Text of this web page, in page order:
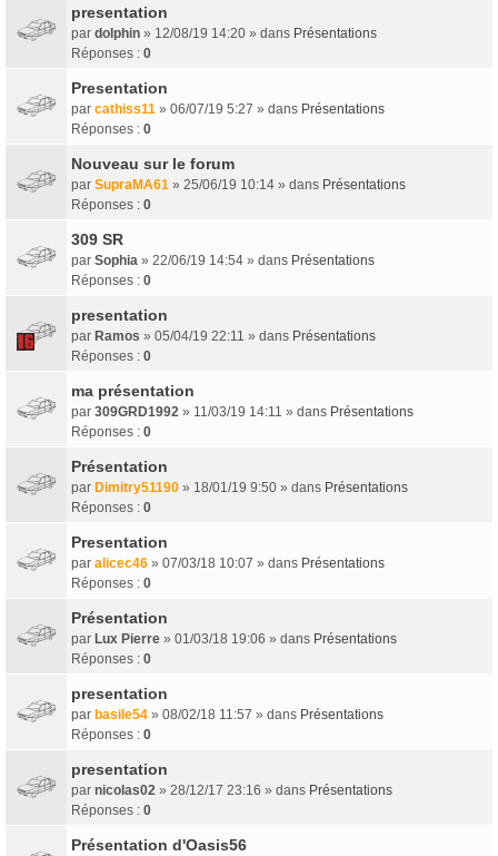
presentation
par dolphin » 12/08/19 14:20 » dans Présentations
Réponses : 0
Presentation
par cathiss11 » 06/07/19 5:27 » dans Présentations
Réponses : 0
Nouveau sur le forum
par SupraMA61 » 25/06/19 10:14 » dans Présentations
Réponses : 0
309 SR
par Sophia » 22/06/19 14:54 » dans Présentations
Réponses : 0
presentation
par Ramos » 05/04/19 22:11 » dans Présentations
Réponses : 0
ma présentation
par 309GRD1992 » 11/03/19 14:11 » dans Présentations
Réponses : 0
Présentation
par Dimitry51190 » 18/01/19 9:50 » dans Présentations
Réponses : 0
Presentation
par alicec46 » 07/03/18 10:07 » dans Présentations
Réponses : 0
Présentation
par Lux Pierre » 01/03/18 19:06 » dans Présentations
Réponses : 0
presentation
par basile54 » 08/02/18 11:57 » dans Présentations
Réponses : 0
presentation
par nicolas02 » 28/12/17 23:16 » dans Présentations
Réponses : 0
Présentation d'Oasis56